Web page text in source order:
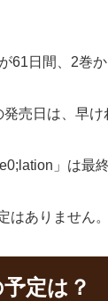
61日間、2巻
売日は、早
」は最
はありません
定は？